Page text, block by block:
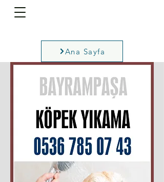
Ana Sayfa